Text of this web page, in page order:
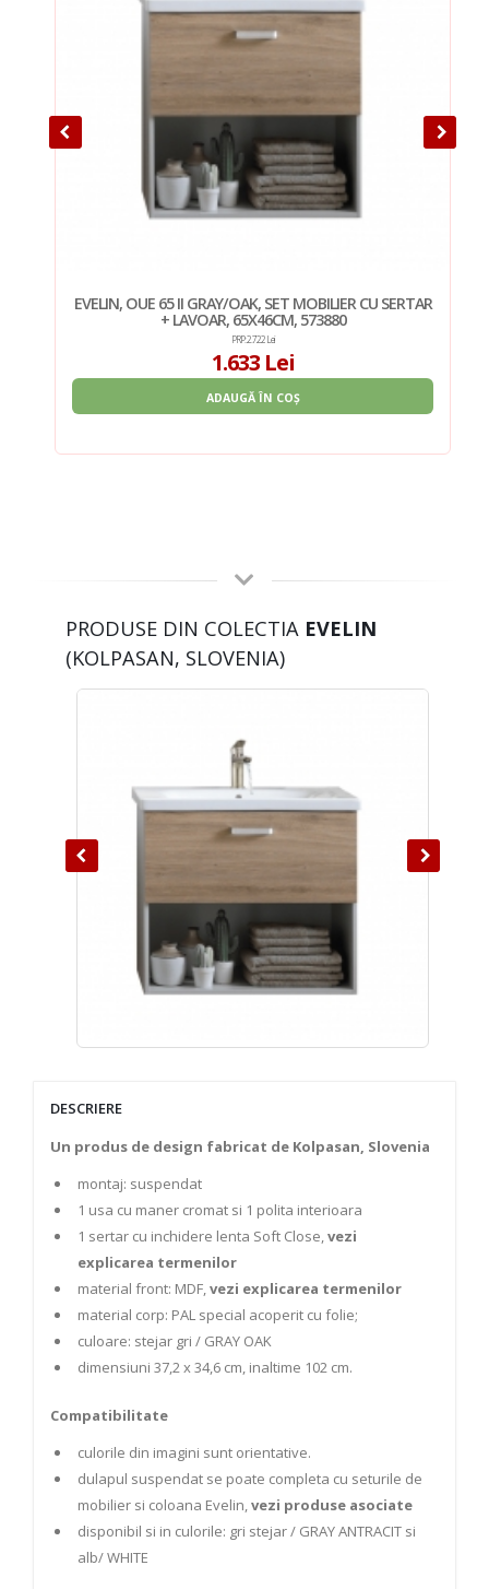
EVELIN, OUE 65 II GRAY/OAK, SET MOBILIER CU SERTAR
+ LAVOAR, 65X46CM, 573880
PRP: 2.722 Lei
1.633 Lei
ADAUGĂ ÎN COȘ
PRODUSE DIN COLECTIA EVELIN
(KOLPASAN, SLOVENIA)
DESCRIERE
Un produs de design fabricat de Kolpasan, Slovenia
montaj: suspendat
1 usa cu maner cromat si 1 polita interioara
1 sertar cu inchidere lenta Soft Close,vezi
explicarea termenilor
material front: MDF,vezi explicarea termenilor
material corp: PAL special acoperit cu folie;
culoare: stejar gri / GRAY OAK
dimensiuni 37,2 x 34,6 cm, inaltime 102 cm.
Compatibilitate
culorile din imagini sunt orientative.
dulapul suspendat se poate completa cu seturile de
mobilier si coloana Evelin,vezi produse asociate
disponibil si in culorile: gri stejar / GRAY ANTRACIT si
alb/ WHITE